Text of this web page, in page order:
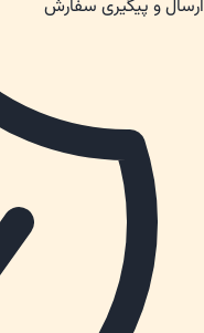
ارسال و پیگیری سفارش